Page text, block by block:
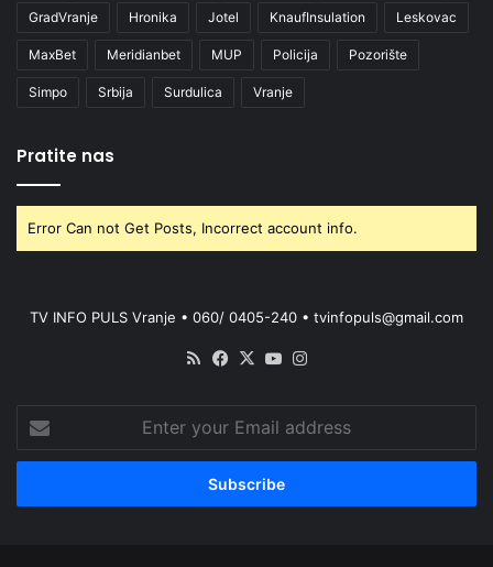
GradVranje Hronika Jotel KnaufInsulation Leskovac
MaxBet Meridianbet MUP Policija Pozorište
Simpo Srbija Surdulica Vranje
Pratite nas
Error Can not Get Posts, Incorrect account info.
TV INFO PULS Vranje • 060/ 0405-240 • tvinfopuls@gmail.com
RSS Facebook
X YouTube
your
Email